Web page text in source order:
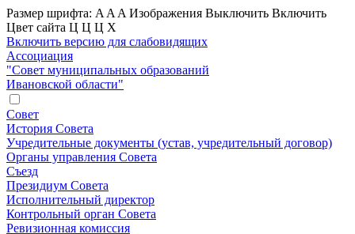
Размер шрифта: A A A Изображения Выключить Включить
Цвет сайта Ц Ц Ц Х
Включить версию для слабовидящих
Ассоциация
"Совет муниципальных образований
Ивановской области"
Совет
История Совета
Учредительные документы (устав, учредительный договор)
Органы управления Совета
Съезд
Президиум Совета
Исполнительный директор
Контрольный орган Совета
Ревизионная комиссия